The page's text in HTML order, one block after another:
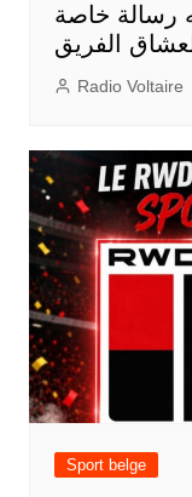
رسالة خاصة
الفريق
Radio Voltaire
Sport belge